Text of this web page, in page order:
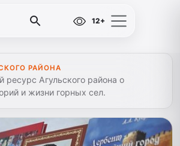
12+
РАЙОНА
Агульского района о
и жизни горных сел.